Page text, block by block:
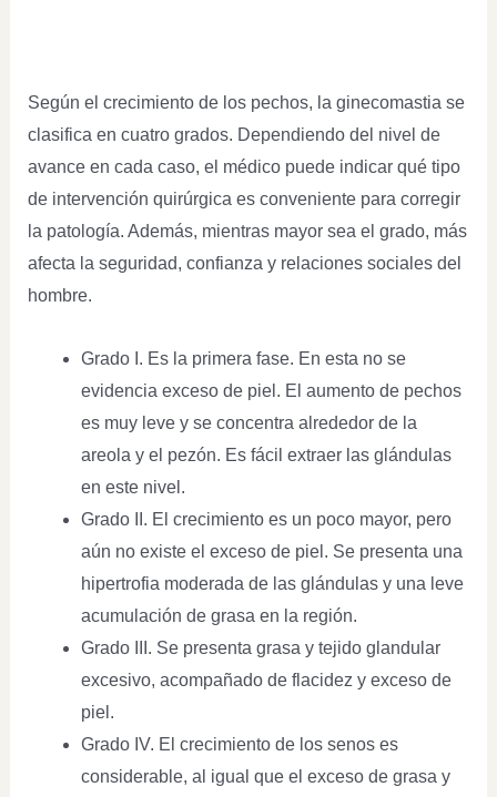
Según el crecimiento de los pechos, la ginecomastia se
clasifica en cuatro grados. Dependiendo del nivel de
avance en cada caso, el médico puede indicar qué tipo
de intervención quirúrgica es conveniente para corregir
la patología. Además, mientras mayor sea el grado, más
afecta la seguridad, confianza y relaciones sociales del
hombre.
Grado I. Es la primera fase. En esta no se
evidencia exceso de piel. El aumento de pechos
es muy leve y se concentra alrededor de la
areola y el pezón. Es fácil extraer las glándulas
en este nivel.
Grado II. El crecimiento es un poco mayor, pero
aún no existe el exceso de piel. Se presenta una
hipertrofia moderada de las glándulas y una leve
acumulación de grasa en la región.
Grado III. Se presenta grasa y tejido glandular
excesivo, acompañado de flacidez y exceso de
piel.
Grado IV. El crecimiento de los senos es
considerable, al igual que el exceso de grasa y